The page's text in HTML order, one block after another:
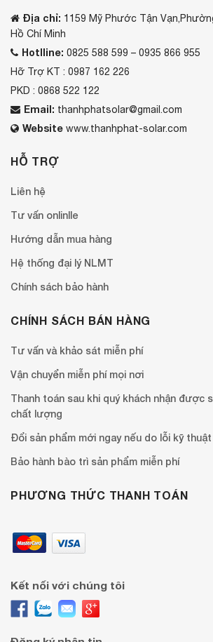
Địa chỉ: 1159 Mỹ Phước Tận
Hồ Chí Minh
Hotlline: 0825 588 599 – 0935 866 955
Hỡ Trợ KT : 0987 162 226
PKD : 0868 522 122
Email: thanhphatsolar@gmail.com
Website www.thanhphat-solar.com
HỖ TRỢ
Liên hệ
Tư vấn onlinlle
Hướng dẫn mua hàng
Hệ thống đại lý NLMT
Chính sách bảo hành
CHÍNH SÁCH BÁN HÀNG
Tư vấn và khảo sát miễn phí
Vận chuyển miễn phí mọi nơi
Thanh toán sau khi quý khách nhận được
chất lượng
Đổi sản phẩm mới ngay nếu do lỗi kỹ thuật
Bảo hành bào trì sản phẩm miễn phí
PHƯƠNG THỨC THANH TOÁN
Kết nối với chúng tôi